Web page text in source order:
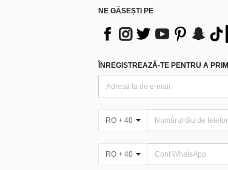
NE GĂSEȘTI PE
ÎNREGISTREAZĂ-TE PENTRU A
RO + 40
RO + 40